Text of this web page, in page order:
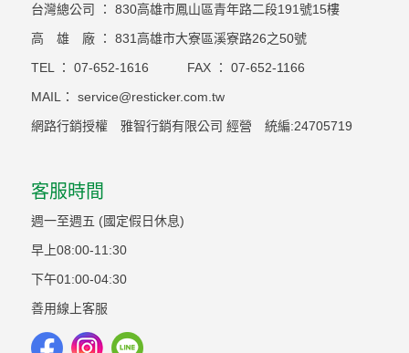
台灣總公司 ： 830高雄市鳳山區青年路二段191號15樓
高 雄 廠 ： 831高雄市大寮區溪寮路26之50號
TEL ： 07-652-1616 FAX ： 07-652-1166
MAIL： service@resticker.com.tw
網路行銷授權 雅智行銷有限公司 經營 統編:24705719
客服時間
週一至週五 (國定假日休息)
早上08:00-11:30
下午01:00-04:30
善用線上客服